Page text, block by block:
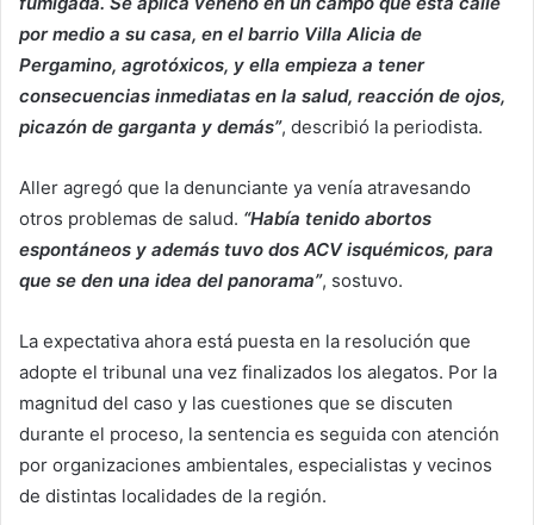
por medio a su casa, en el barrio Villa Alicia de
Pergamino, agrotóxicos, y ella empieza a tener
consecuencias inmediatas en la salud, reacción de ojos,
picazón de garganta y demás”, describió la periodista.
Aller agregó que la denunciante ya venía atravesando
otros problemas de salud. “Había tenido abortos
espontáneos y además tuvo dos ACV isquémicos, para
que se den una idea del panorama”, sostuvo.
La expectativa ahora está puesta en la resolución que
adopte el tribunal una vez finalizados los alegatos. Por la
magnitud del caso y las cuestiones que se discuten
durante el proceso, la sentencia es seguida con atención
por organizaciones ambientales, especialistas y vecinos
de distintas localidades de la región.